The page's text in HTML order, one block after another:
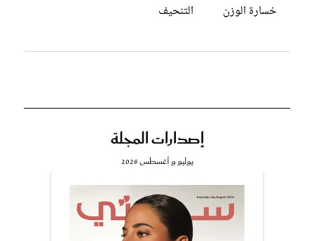
خسارة الوزن
التنحيف
إصدارات المجلة
يوليو و أغسطس 2026